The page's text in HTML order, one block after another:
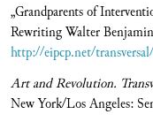
„Grandparents of
Rewriting Walter
http://eipcp.net/
Art and Revolution.
New York/Los Angeles: